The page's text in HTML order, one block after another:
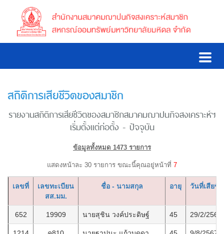
สถิติการเสียชีวิตของสมาชิก
รายงานสถิติการเสียชีวิตของสมาชิกสมาคมฌาปนกิจสงเคราะห์ฯ
เริ่มตั้งแต่ก่อตั้ง - ปัจจุบัน
ข้อมูลทั้งหมด 1473 รายการ
แสดงหน้าละ 30 รายการ ขณะนี้คุณอยู่หน้าที่ 7
เลขที่
เลขทะเบียน
สส.มม.
ชื่อ - นามสกุล อายุ วันที่เสียชี
652 19909 นายสุชิน วงค์ประดิษฐ์ 45 29/2/2563